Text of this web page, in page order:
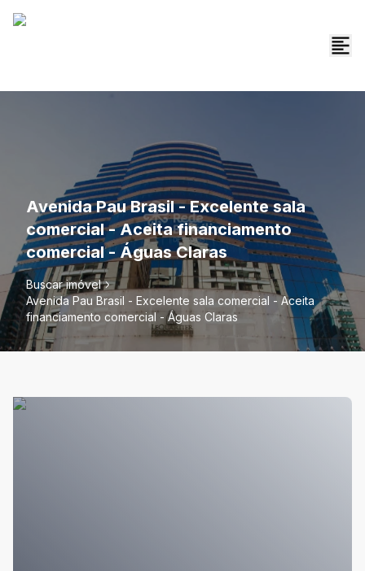
Avenida Pau Brasil - Excelente sala
comercial - Aceita financiamento
comercial - Águas Claras
Buscar imóvel
Avenida Pau Brasil - Excelente sala comercial - Aceita
financiamento comercial - Águas Claras